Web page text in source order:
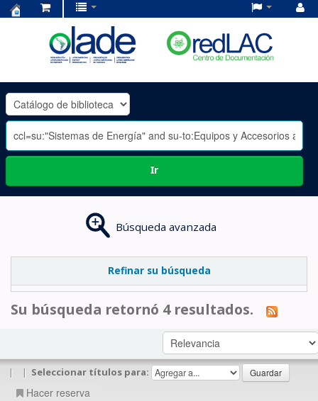
OLADE
-
Ir
Búsqueda avanzada
Refinar su búsqueda
Su búsqueda retornó 4 resultados.
| | Seleccionar títulos para:
Hacer reserva